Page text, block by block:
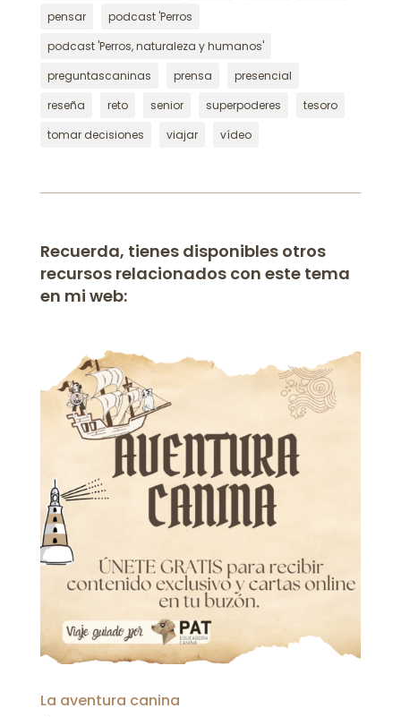
pensar
podcast 'Perros
podcast 'Perros, naturaleza y humanos'
preguntascaninas
prensa
presencial
reseña
reto senior superpoderes
tesoro
tomar decisiones
viajar vídeo
Recuerda, tienes disponibles otros
recursos relacionados con este tema
en mi web:
La aventura canina